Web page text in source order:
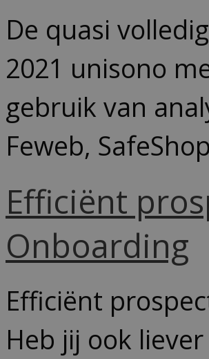
De quasi
2021 unisono
gebruik van
Feweb,
Efficiënt
Onboarding
Efficiënt
Heb jij ook